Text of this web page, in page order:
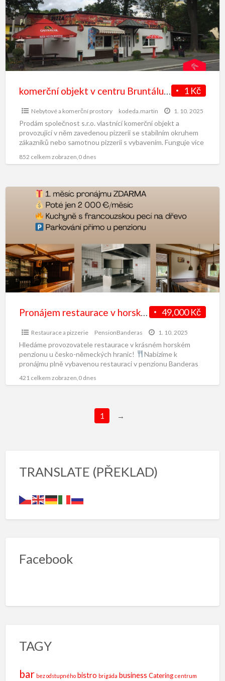
1 Kč
komerční objekt v centru Bruntálu, hlavní tah, v provozu
Nebytové a komerční prostory kodeda.martin 1. 10. 2025
Prodám společnost s.r.o. vlastnící komerční objekt a
provozující v něm zavedenou pizzerii se stabilním okruhem
zákazníků nebo samotnou pizzerii s vybavením. Funguje více
852 celkem zobrazen,0 dnes
49,000 Kč
Pronájem restaurace v horském penzionu
Restaurace a pizzerie PensionBanderas 1. 10. 2025
Hledáme provozovatele restaurace v krásném horském
penzionu u česko-německých hranic!
Nabízíme k
pronájmu plně vybavenou restauraci v penzionu Banderas
421 celkem zobrazen,0 dnes
1 →
TRANSLATE (PŘEKLAD)
Facebook
TAGY
bar bez odstupného bistro brigáda business Catering centrum